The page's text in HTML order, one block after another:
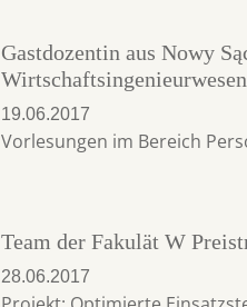
Gastdozentin aus Nowy
Wirtschaftsingenieurwesen
19.06.2017
Vorlesungen im Bereich
Team der Fakulät W
28.06.2017